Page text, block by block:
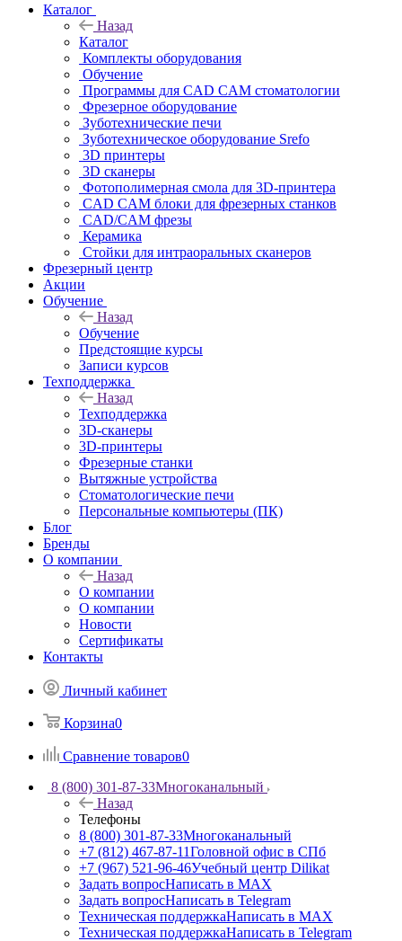
Каталог
Назад
Каталог
Комплекты оборудования
Обучение
Программы для CAD CAM стоматологии
Фрезерное оборудование
Зуботехнические печи
Зуботехническое оборудование Srefo
3D принтеры
3D сканеры
Фотополимерная смола для 3D-принтера
CAD CAM блоки для фрезерных станков
CAD/CAM фрезы
Керамика
Стойки для интраоральных сканеров
Фрезерный центр
Акции
Обучение
Назад
Обучение
Предстоящие курсы
Записи курсов
Техподдержка
Назад
Техподдержка
3D-сканеры
3D-принтеры
Фрезерные станки
Вытяжные устройства
Стоматологические печи
Персональные компьютеры (ПК)
Блог
Бренды
О компании
Назад
О компании
О компании
Новости
Сертификаты
Контакты
Личный кабинет
Корзина0
Сравнение товаров0
8 (800) 301-87-33Многоканальный
Назад
Телефоны
8 (800) 301-87-33Многоканальный
+7 (812) 467-87-11Головной офис в СПб
+7 (967) 521-96-46Учебный центр Dilikat
Задать вопросНаписать в MAX
Задать вопросНаписать в Telegram
Техническая поддержкаНаписать в MAX
Техническая поддержкаНаписать в Telegram